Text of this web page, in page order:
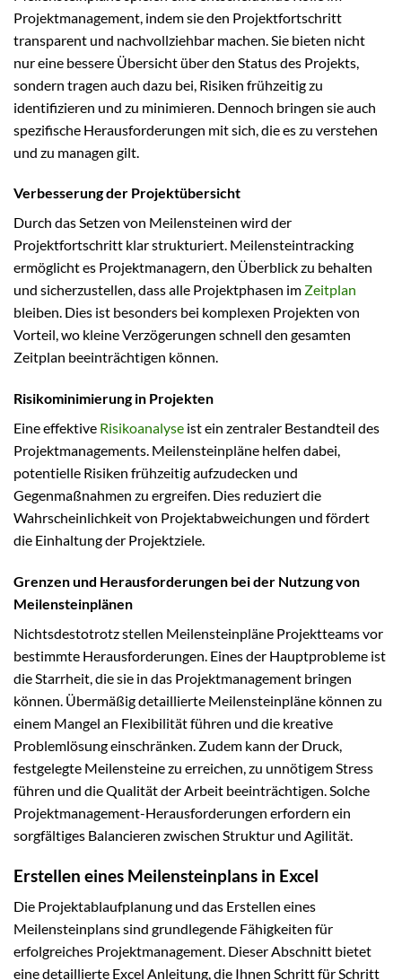
Projektmanagement, indem sie den Projektfortschritt
transparent und nachvollziehbar machen. Sie bieten nicht
nur eine bessere Übersicht über den Status des Projekts,
sondern tragen auch dazu bei, Risiken frühzeitig zu
identifizieren und zu minimieren. Dennoch bringen sie auch
spezifische Herausforderungen mit sich, die es zu verstehen
und zu managen gilt.
Verbesserung der Projektübersicht
Durch das Setzen von Meilensteinen wird der
Projektfortschritt klar strukturiert. Meilensteintracking
ermöglicht es Projektmanagern, den Überblick zu behalten
und sicherzustellen, dass alle Projektphasen im Zeitplan
bleiben. Dies ist besonders bei komplexen Projekten von
Vorteil, wo kleine Verzögerungen schnell den gesamten
Zeitplan beeinträchtigen können.
Risikominimierung in Projekten
Eine effektive Risikoanalyse ist ein zentraler Bestandteil des
Projektmanagements. Meilensteinpläne helfen dabei,
potentielle Risiken frühzeitig aufzudecken und
Gegenmaßnahmen zu ergreifen. Dies reduziert die
Wahrscheinlichkeit von Projektabweichungen und fördert
die Einhaltung der Projektziele.
Grenzen und Herausforderungen bei der Nutzung von
Meilensteinplänen
Nichtsdestotrotz stellen Meilensteinpläne Projektteams vor
bestimmte Herausforderungen. Eines der Hauptprobleme ist
die Starrheit, die sie in das Projektmanagement bringen
können. Übermäßig detaillierte Meilensteinpläne können zu
einem Mangel an Flexibilität führen und die kreative
Problemlösung einschränken. Zudem kann der Druck,
festgelegte Meilensteine zu erreichen, zu unnötigem Stress
führen und die Qualität der Arbeit beeinträchtigen. Solche
Projektmanagement-Herausforderungen erfordern ein
sorgfältiges Balancieren zwischen Struktur und Agilität.
Erstellen eines Meilensteinplans in Excel
Die Projektablaufplanung und das Erstellen eines
Meilensteinplans sind grundlegende Fähigkeiten für
erfolgreiches Projektmanagement. Dieser Abschnitt bietet
eine detaillierte Excel Anleitung, die Ihnen Schritt für Schritt